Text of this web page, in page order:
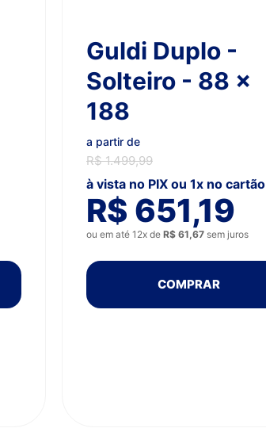
Guldi Duplo -
Solteiro - 88 x
188
a partir de
R$ 1.499,99
à vista no PIX ou 1x no cartão
R$ 651,19
ou em até 12x de R$ 61,67 sem juros
COMPRAR